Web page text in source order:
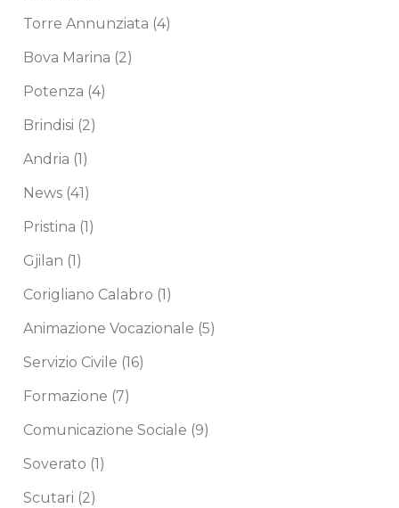
Torre Annunziata (4)
Bova Marina (2)
Potenza (4)
Brindisi (2)
Andria (1)
News (41)
Pristina (1)
Gjilan (1)
Corigliano Calabro (1)
Animazione Vocazionale (5)
Servizio Civile (16)
Formazione (7)
Comunicazione Sociale (9)
Soverato (1)
Scutari (2)